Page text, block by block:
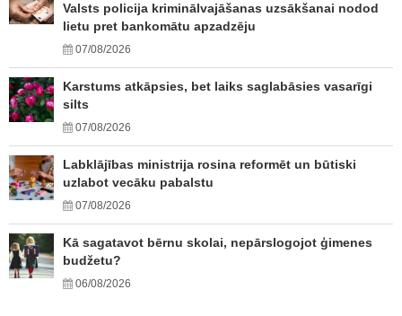
Valsts policija kriminālvajāšanas uzsākšanai nodod
lietu pret bankomātu apzadzēju
07/08/2026
Karstums atkāpsies, bet laiks saglabāsies vasarīgi
silts
07/08/2026
Labklājības ministrija rosina reformēt un būtiski
uzlabot vecāku pabalstu
07/08/2026
Kā sagatavot bērnu skolai, nepārslogojot ģimenes
budžetu?
06/08/2026